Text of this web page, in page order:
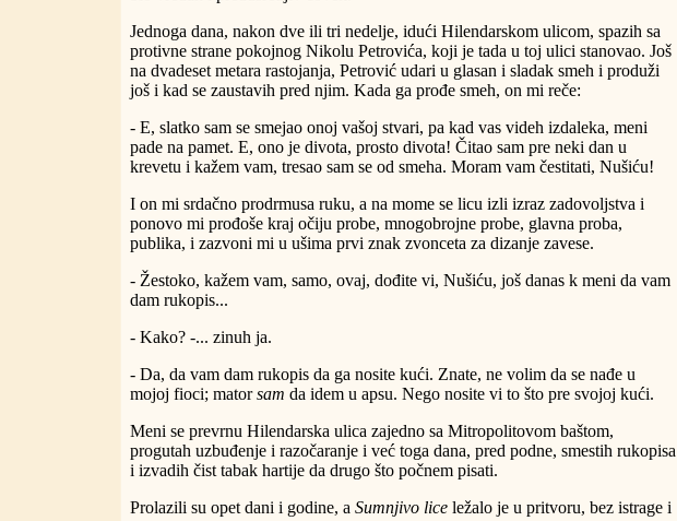
Jednoga dana, nakon dve ili tri nedelje, idući Hilendarskom ulicom, spazih sa
protivne strane pokojnog Nikolu Petrovića, koji je tada u toj ulici stanovao. Još
na dvadeset metara rastojanja, Petrović udari u glasan i sladak smeh i produži
još i kad se zaustavih pred njim. Kada ga prođe smeh, on mi reče:
- E, slatko sam se smejao onoj vašoj stvari, pa kad vas videh izdaleka, meni
pade na pamet. E, ono je divota, prosto divota! Čitao sam pre neki dan u
krevetu i kažem vam, tresao sam se od smeha. Moram vam čestitati, Nušiću!
I on mi srdačno prodrmusa ruku, a na mome se licu izli izraz zadovoljstva i
ponovo mi prođoše kraj očiju probe, mnogobrojne probe, glavna proba,
publika, i zazvoni mi u ušima prvi znak zvonceta za dizanje zavese.
- Žestoko, kažem vam, samo, ovaj, dođite vi, Nušiću, još danas k meni da vam
dam rukopis...
- Kako? -... zinuh ja.
- Da, da vam dam rukopis da ga nosite kući. Znate, ne volim da se nađe u
mojoj fioci; matorsam da idem u apsu. Nego nosite vi to što pre svojoj kući.
Meni se prevrnu Hilendarska ulica zajedno sa Mitropolitovom baštom,
progutah uzbuđenje i razočaranje i već toga dana, pred podne, smestih rukopisa
i izvadih čist tabak hartije da drugo što počnem pisati.
Prolazili su opet dani i godine, a Sumnjivo lice ležalo je u pritvoru, bez istrage i